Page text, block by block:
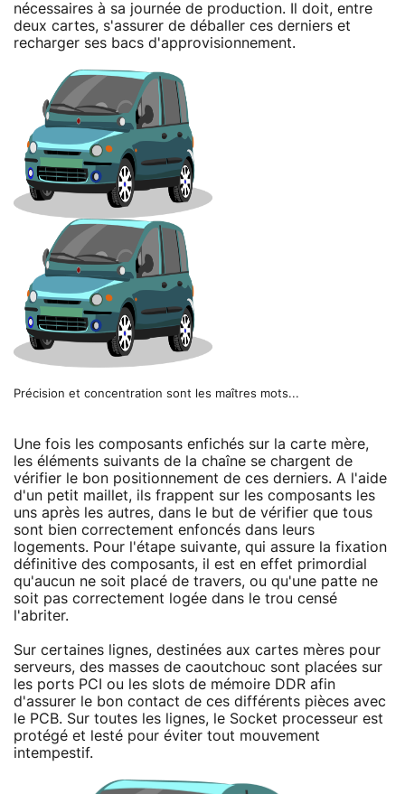
nécessaires à sa journée de production. Il doit, entre
deux cartes, s'assurer de déballer ces derniers et
recharger ses bacs d'approvisionnement.
Précision et concentration sont les maîtres mots...
Une fois les composants enfichés sur la carte mère,
les éléments suivants de la chaîne se chargent de
vérifier le bon positionnement de ces derniers. A l'aide
d'un petit maillet, ils frappent sur les composants les
uns après les autres, dans le but de vérifier que tous
sont bien correctement enfoncés dans leurs
logements. Pour l'étape suivante, qui assure la fixation
définitive des composants, il est en effet primordial
qu'aucun ne soit placé de travers, ou qu'une patte ne
soit pas correctement logée dans le trou censé
l'abriter.
Sur certaines lignes, destinées aux cartes mères pour
serveurs, des masses de caoutchouc sont placées sur
les ports PCI ou les slots de mémoire DDR afin
d'assurer le bon contact de ces différents pièces avec
le PCB. Sur toutes les lignes, le Socket processeur est
protégé et lesté pour éviter tout mouvement
intempestif.